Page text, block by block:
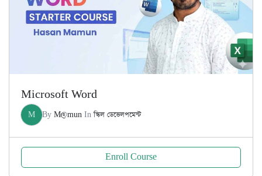
Microsoft Word
M By M@mun Inস্কিল ডেভেলপমেন্ট
Enroll Course